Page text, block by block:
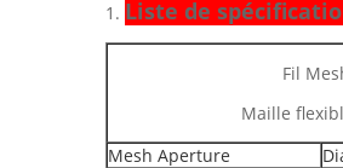
1. Liste de
Fil
Maille
Mesh Aperture